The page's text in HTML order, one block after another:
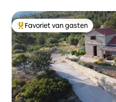
Topfavoriet van gasten
Favoriet van gasten